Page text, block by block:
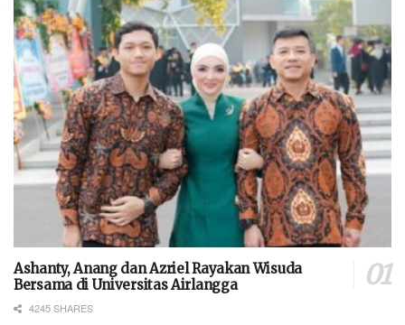
Ashanty, Anang dan Azriel Rayakan Wisuda
Bersama di Universitas Airlangga
4245 SHARES